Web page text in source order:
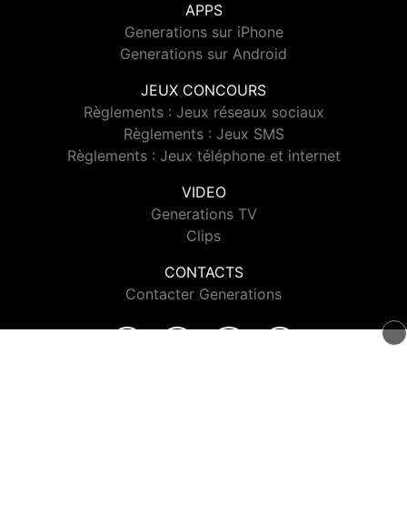
APPS
Generations sur iPhone
Generations sur Android
JEUX CONCOURS
Règlements : Jeux réseaux sociaux
Règlements : Jeux SMS
Règlements : Jeux téléphone et internet
VIDEO
Generations TV
Clips
CONTACTS
Contacter Generations